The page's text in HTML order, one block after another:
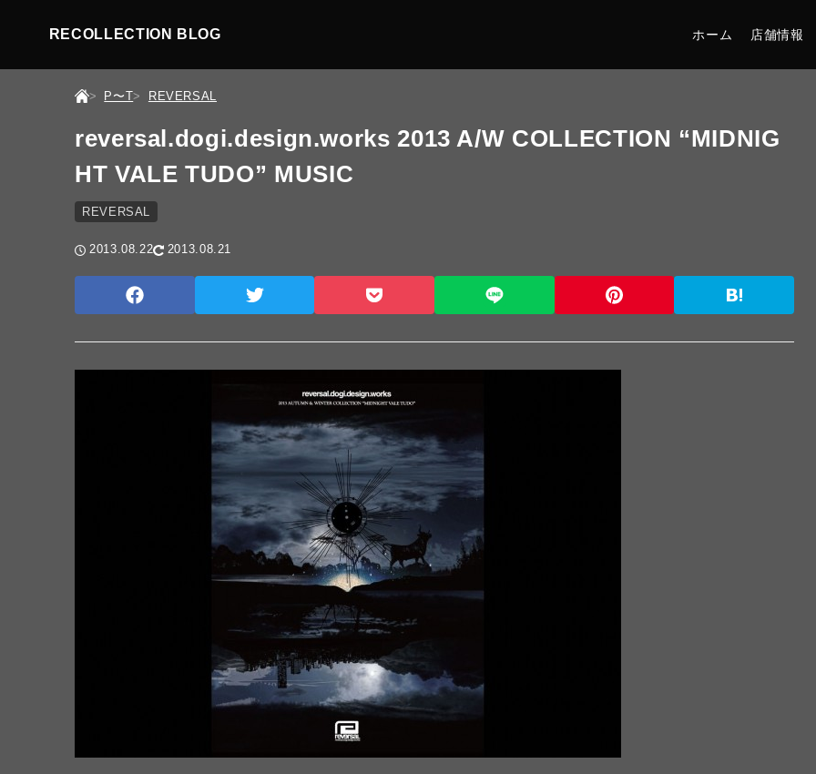
RECOLLECTION BLOG ホーム 店舗情報
P〜T REVERSAL
reversal.dogi.design.works 2013 A/W COLLECTION “MIDNIG
HT VALE TUDO” MUSIC
REVERSAL
2013.08.22 2013.08.21